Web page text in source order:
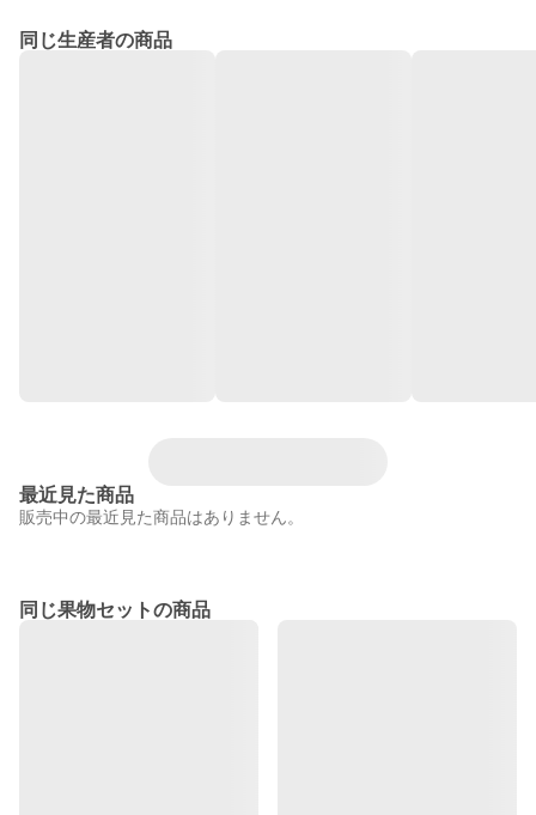
同じ生産者の商品
最近見た商品
販売中の最近見た商品はありません。
同じ果物セットの商品